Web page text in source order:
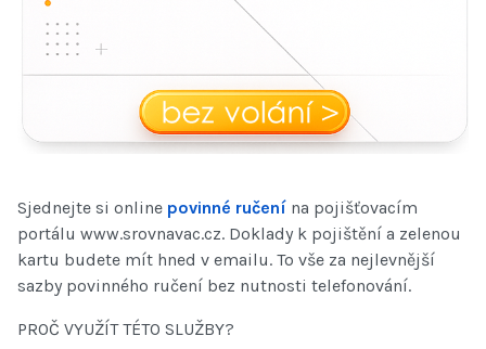
Sjednejte si online povinné ručení na pojišťovacím
portálu www.srovnavac.cz. Doklady k pojištění a zelenou
kartu budete mít hned v emailu. To vše za nejlevnější
sazby povinného ručení bez nutnosti telefonování.
PROČ VYUŽÍT TÉTO SLUŽBY?